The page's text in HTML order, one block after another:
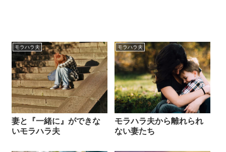
モラハラ夫
妻と『一緒に』ができな
いモラハラ夫
モラハラ夫
モラハラ夫から離れられ
ない妻たち